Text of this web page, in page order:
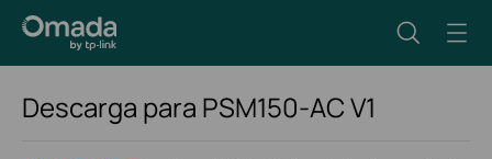
Descarga para PSM150-ACV1